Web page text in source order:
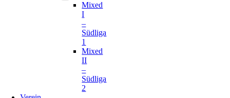
Mixed
I
–
Südliga
1
Mixed
II
–
Südliga
2